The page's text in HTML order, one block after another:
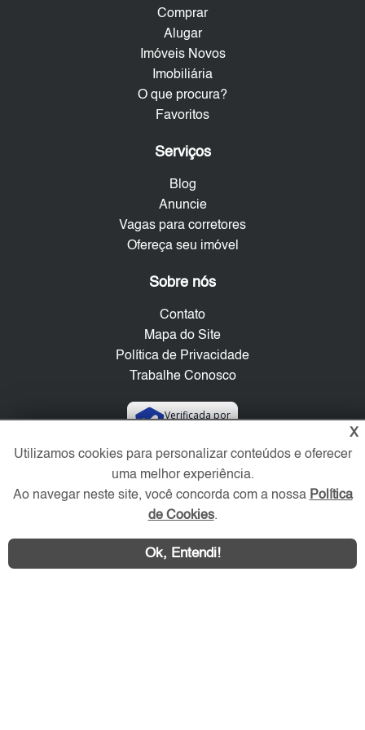
Comprar
Alugar
Imóveis Novos
Imobiliária
O que procura?
Favoritos
Serviços
Blog
Anuncie
Vagas para corretores
Ofereça seu imóvel
Sobre nós
Contato
Mapa do Site
Política de Privacidade
Trabalhe Conosco
Verificada por
Redes Sociais
X
Utilizamos cookies para personalizar conteúdos e oferecer
uma melhor experiência.
Ao navegar neste site, você concorda com a nossa Política
de Cookies.
Ok, Entendi!